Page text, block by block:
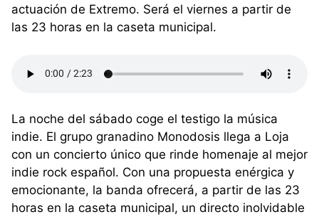
actuación de Extremo. Será el viernes a partir de
las 23 horas en la caseta municipal.
La noche del sábado coge el testigo la música
indie. El grupo granadino Monodosis llega a Loja
con un concierto único que rinde homenaje al mejor
indie rock español. Con una propuesta enérgica y
emocionante, la banda ofrecerá, a partir de las 23
horas en la caseta municipal, un directo inolvidable